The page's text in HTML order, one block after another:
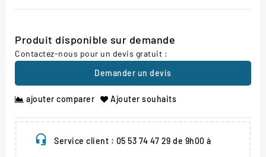
Produit disponible sur demande
Contactez-nous pour un devis gratuit :
Demander un devis
ajouter comparer Ajouter souhaits
Service client : 05 53 74 47 29 de 9h00 à